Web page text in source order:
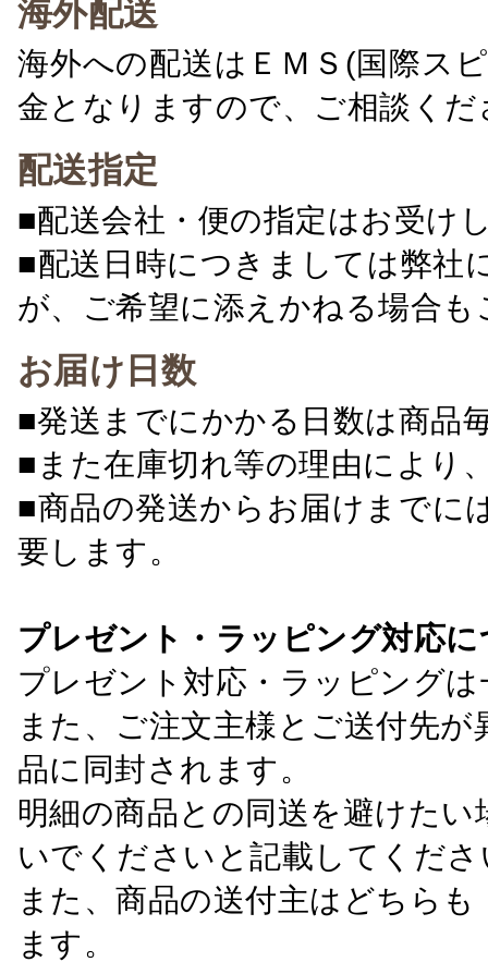
海外配送
海外への配送はＥＭＳ(国際ス
金となりますので、ご相談くだ
配送指定
■配送会社・便の指定はお受け
■配送日時につきましては弊社
が、ご希望に添えかねる場合
お届け日数
■発送までにかかる日数は商品
■また在庫切れ等の理由により
■商品の発送からお届けまでに
要します。
プレゼント・ラッピング対応
プレゼント対応・ラッピング
また、ご注文主様とご送付先
品に同封されます。
明細の商品との同送を避けた
いでくださいと記載してくださ
また、商品の送付主はどちら
ます。